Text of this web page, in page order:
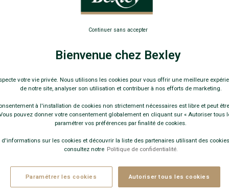
Chemise
119€3
159€5
COULEURS
Bienvenue chez Bexley
votre vie privée. Nous utilisons les cookies pour vous offrir une meilleure
de notre site, analyser son utilisation et contribuer à nos efforts de marketing.
à l'installation de cookies non strictement nécessaires est libre et peut
pouvez donner votre consentement globalement en cliquant sur « Autoriser tous
paramétrer vos préférences par finalité de cookies.
d'informations sur les cookies et découvrir la liste des partenaires utilisant des
consultez notre Politique de confidentialité.
Paramétrer les cookies Autoriser tous les cookies
Continuer sans accepter